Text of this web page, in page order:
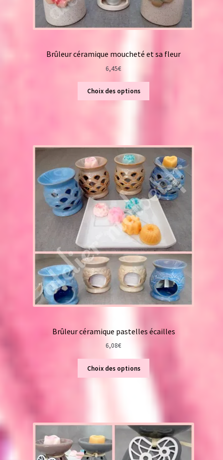
Brûleur céramique moucheté et sa fleur
6,45€
Choix des options
Brûleur céramique pastelles écailles
6,08€
Choix des options